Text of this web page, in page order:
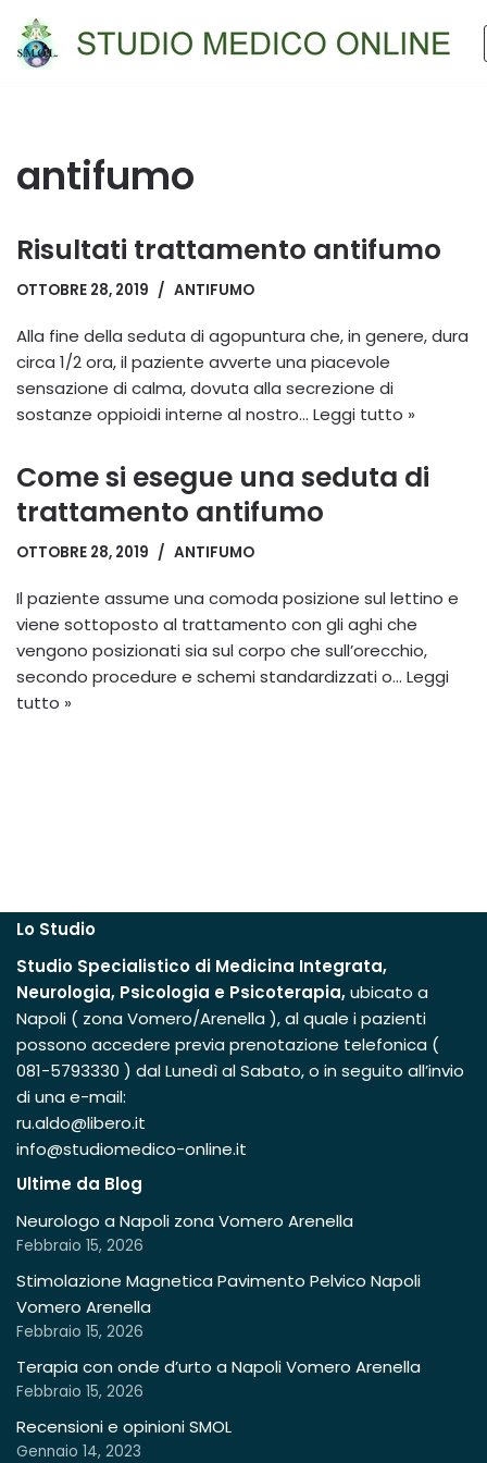
Vai
antifumo
Risultati trattamento antifumo
OTTOBRE 28, 2019 ANTIFUMO
Alla fine della seduta di agopuntura che, in genere, dura
circa 1/2 ora, il paziente avverte una piacevole
sensazione di calma, dovuta alla secrezione di
sostanze oppioidi interne al nostro… Leggi tutto »
Come si esegue una seduta di
trattamento antifumo
OTTOBRE 28, 2019 ANTIFUMO
Il paziente assume una comoda posizione sul lettino e
viene sottoposto al trattamento con gli aghi che
vengono posizionati sia sul corpo che sull’orecchio,
secondo procedure e schemi standardizzati o… Leggi
tutto »
Lo Studio
Studio Specialistico di Medicina Integrata,
Neurologia, Psicologia e Psicoterapia,ubicato a
Napoli ( zona Vomero/Arenella ), al quale i pazienti
possono accedere previa prenotazione telefonica (
081-5793330 ) dal Lunedì al Sabato, o in seguito all’invio
di una e-mail:
ru.aldo@libero.it
info@studiomedico-online.it
Ultime da Blog
Neurologo a Napoli zona Vomero Arenella
Febbraio 15, 2026
Stimolazione Magnetica Pavimento Pelvico Napoli
Vomero Arenella
Febbraio 15, 2026
Terapia con onde d’urto a Napoli Vomero Arenella
Febbraio 15, 2026
Recensioni e opinioni SMOL
Gennaio 14, 2023